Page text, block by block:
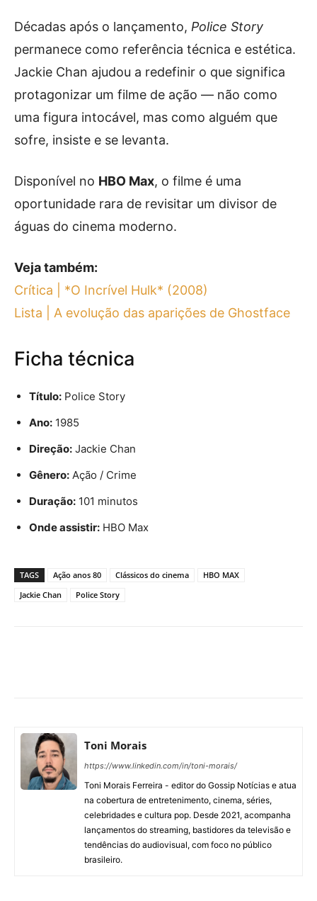
Décadas após o lançamento, Police Story
permanece como referência técnica e estética.
Jackie Chan ajudou a redefinir o que significa
protagonizar um filme de ação — não como
uma figura intocável, mas como alguém que
sofre, insiste e se levanta.
Disponível no HBO Max, o filme é uma
oportunidade rara de revisitar um divisor de
águas do cinema moderno.
Veja também:
Crítica | *O Incrível Hulk* (2008)
Lista | A evolução das aparições de Ghostface
Ficha técnica
Título: Police Story
Ano: 1985
Direção: Jackie Chan
Gênero: Ação / Crime
Duração: 101 minutos
Onde assistir: HBO Max
TAGS Ação anos 80 Clássicos do cinema
HBO MAX
Jackie Chan
Police Story
Toni Morais
https://www.linkedin.com/in/toni-morais/
Toni Morais Ferreira - editor do Gossip Notícias e atua
na cobertura de entretenimento, cinema, séries,
celebridades e cultura pop. Desde 2021, acompanha
lançamentos do streaming, bastidores da televisão e
tendências do audiovisual, com foco no público
brasileiro.